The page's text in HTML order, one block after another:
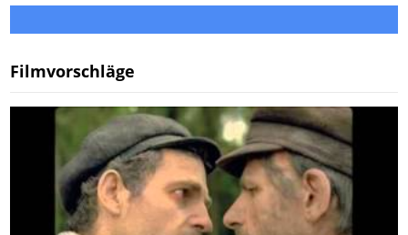
Filmvorschläge